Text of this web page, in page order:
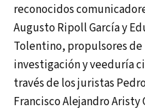
reconocidos
Augusto Ripoll García y
Tolentino, propulsores
investigación y veeduría
través de los juristas
Francisco Alejandro Aristy